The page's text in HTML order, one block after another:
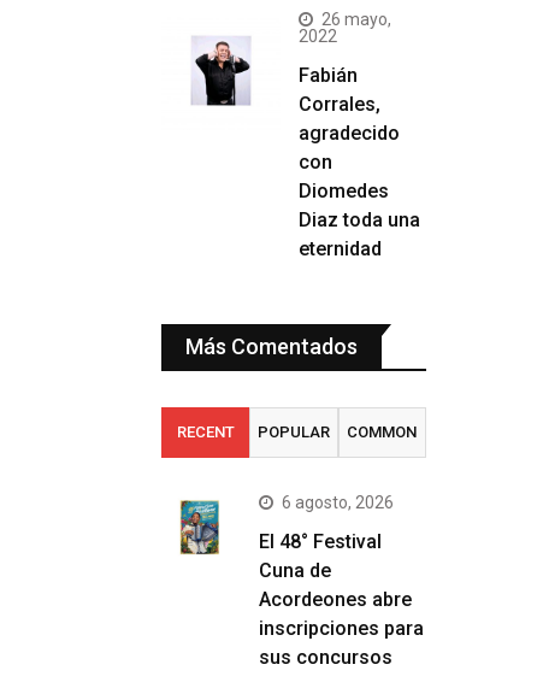
26 mayo,
2022
Fabián
Corrales,
agradecido
con
Diomedes
Diaz toda una
eternidad
Más Comentados
RECENT POPULAR COMMON
6 agosto, 2026
El 48° Festival
Cuna de
Acordeones abre
inscripciones para
sus concursos